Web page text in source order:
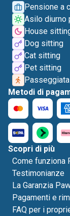
Pensione a
Asilo diurno
House
Dog sitting
Cat sitting
Pet sitting
Metodi di
Scopri di più
Come funziona
Testimonianze
La Garanzia
Pagamenti e
FAQ per i